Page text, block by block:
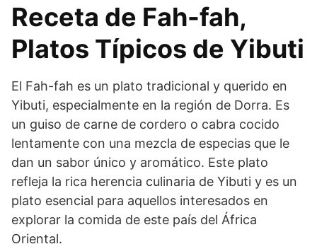
Receta de Fah-fah,
Platos Típicos de Yibuti
El Fah-fah es un plato tradicional y querido en
Yibuti, especialmente en la región de Dorra. Es
un guiso de carne de cordero o cabra cocido
lentamente con una mezcla de especias que le
dan un sabor único y aromático. Este plato
refleja la rica herencia culinaria de Yibuti y es un
plato esencial para aquellos interesados en
explorar la comida de este país del África
Oriental.